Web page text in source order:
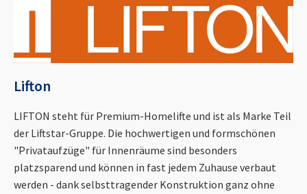
Lifton
LIFTON steht für Premium-Homelifte und ist als Marke Teil
der Liftstar-Gruppe. Die hochwertigen und formschönen
"Privataufzüge" für Innenräume sind besonders
platzsparend und können in fast jedem Zuhause verbaut
werden - dank selbsttragender Konstruktion ganz ohne